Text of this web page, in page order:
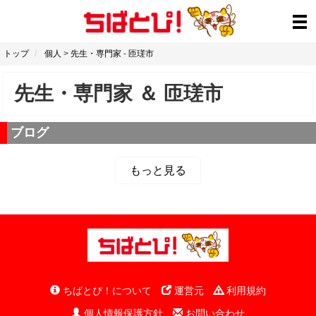
トップ 個人 > 先生・専門家 - 匝瑳市
先生・専門家 ＆ 匝瑳市
ブログ
もっと見る
ちばとぴ！について 運営元
利用規約
個人情報保護方針
お問い合わせ